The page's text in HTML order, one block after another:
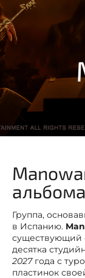
Группа,
в Испанию.
существующий
десятка
2027года с
пластинок